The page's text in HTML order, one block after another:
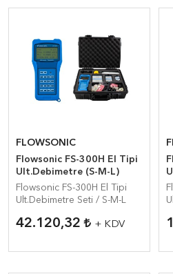
FLOWSONIC
Flowsonic FS-300H El Tipi
Ult.Debimetre (S-M-L)
Flowsonic FS-300H El Tipi
Ult.Debimetre Seti / S-M-L
42.120,32 + KDV